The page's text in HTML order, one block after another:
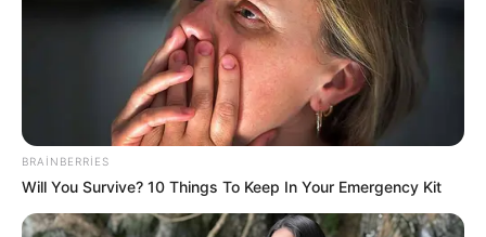
0
Xəbər xoşunuza gəldi? Sosial şəbəkələrdə paylaşın
BRAINBERRIES
Will You Survive? 10 Things To Keep In Your Emergency Kit